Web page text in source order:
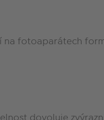
fotoaparátech